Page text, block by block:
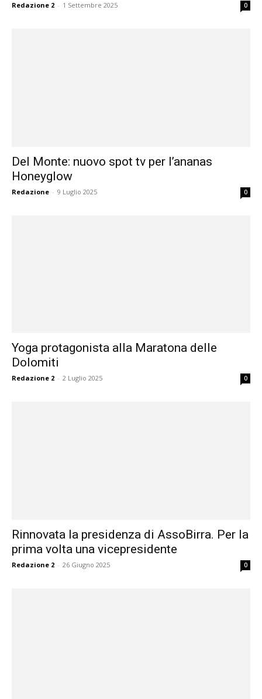
Redazione 2 - 1 Settembre 2025 0
Del Monte: nuovo spot tv per l’ananas
Honeyglow
Redazione - 9 Luglio 2025 0
Yoga protagonista alla Maratona delle
Dolomiti
Redazione 2 - 2 Luglio 2025 0
Rinnovata la presidenza di AssoBirra. Per la
prima volta una vicepresidente
Redazione 2 - 26 Giugno 2025 0